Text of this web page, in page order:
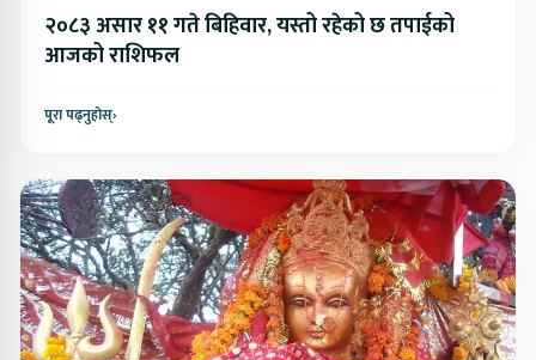
२०८३ असार ११ गते बिहिवार, यस्तो रहेको छ तपाईको
आजको राशिफल
पूरा पढ्नुहोस्›